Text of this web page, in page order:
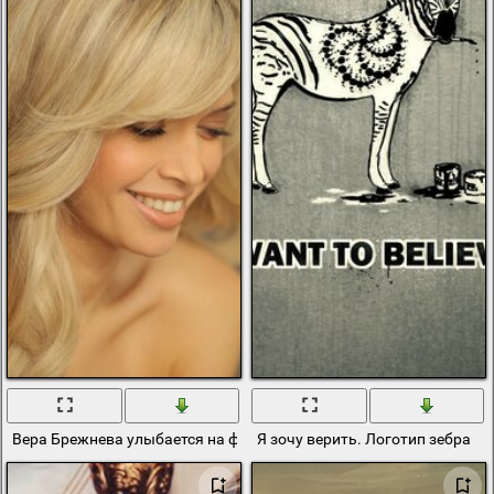
Вера Брежнева улыбается на фотографииЯ зочу верить. Логотип зебра